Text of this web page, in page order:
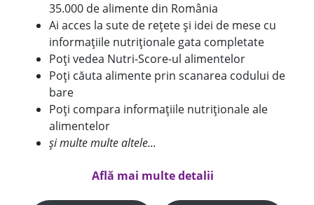
35.000 de alimente din România
Ai acces la sute de rețete și idei de mese cu
informațiile nutriționale gata completate
Poți vedea Nutri-Score-ul alimentelor
Poți căuta alimente prin scanarea codului de
bare
Poți compara informațiile nutriționale ale
alimentelor
și multe multe altele...
Află mai multe detalii